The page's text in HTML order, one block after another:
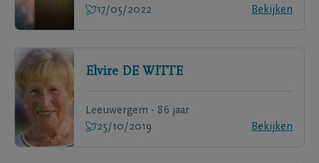
17/05/2022
Bekijken
Elvire DE WITTE
Leeuwergem - 86 jaar
25/10/2019
Bekijken